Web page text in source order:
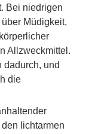
Bei niedrigen
Müdigkeit,
Allzweckmittel.
dadurch, und
die
lichtarmen